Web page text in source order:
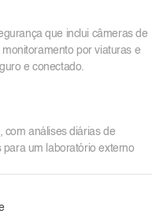
que inclui câmeras de
por viaturas e
e conectado.
com análises diárias de
um laboratório externo